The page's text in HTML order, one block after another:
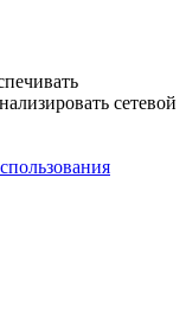
сетевой